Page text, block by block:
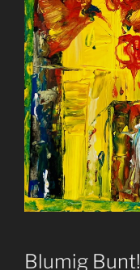
Blumig Bunt!